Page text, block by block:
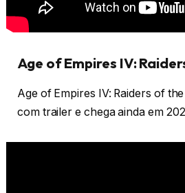
Age of Empires IV:
Age of Empires IV: Raiders of
com trailer e chega ainda em